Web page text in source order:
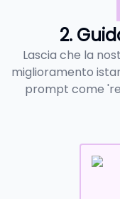
2.
Lascia che la
miglioramento
prompt come